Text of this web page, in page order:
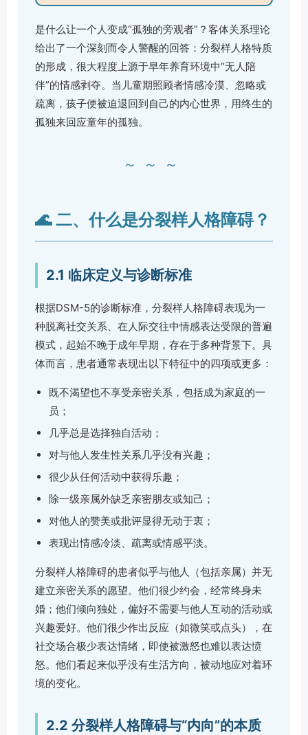
是什么让一个人变成“孤独的旁观者”？客体关系理论
给出了一个深刻而令人警醒的回答：分裂样人格特质
的形成，很大程度上源于早年养育环境中“无人陪
伴”的情感剥夺。当儿童期照顾者情感冷漠、忽略或
疏离，孩子便被迫退回到自己的内心世界，用终生的
孤独来回应童年的孤独。
～～～
🌊 二、什么是分裂样人格障碍？
2.1 临床定义与诊断标准
根据DSM-5的诊断标准，分裂样人格障碍表现为一
种脱离社交关系、在人际交往中情感表达受限的普遍
模式，起始不晚于成年早期，存在于多种背景下。具
体而言，患者通常表现出以下特征中的四项或更多：
既不渴望也不享受亲密关系，包括成为家庭的一
员；
几乎总是选择独自活动；
对与他人发生性关系几乎没有兴趣；
很少从任何活动中获得乐趣；
除一级亲属外缺乏亲密朋友或知己；
对他人的赞美或批评显得无动于衷；
表现出情感冷淡、疏离或情感平淡。
分裂样人格障碍的患者似乎与他人（包括亲属）并无
建立亲密关系的愿望。他们很少约会，经常终身未
婚；他们倾向独处，偏好不需要与他人互动的活动或
兴趣爱好。他们很少作出反应（如微笑或点头），在
社交场合极少表达情绪，即使被激怒也难以表达愤
怒。他们看起来似乎没有生活方向，被动地应对着环
境的变化。
2.2 分裂样人格障碍与“内向”的本质